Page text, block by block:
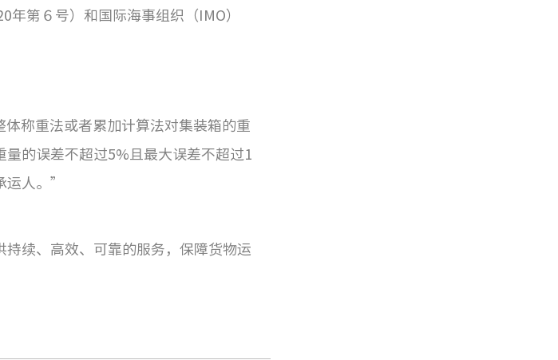
第６号）和国际海事组织（IMO）
称重法或者累加计算法对集装箱的重
的误差不超过5%且最大误差不超过1
人。”
续、高效、可靠的服务，保障货物运